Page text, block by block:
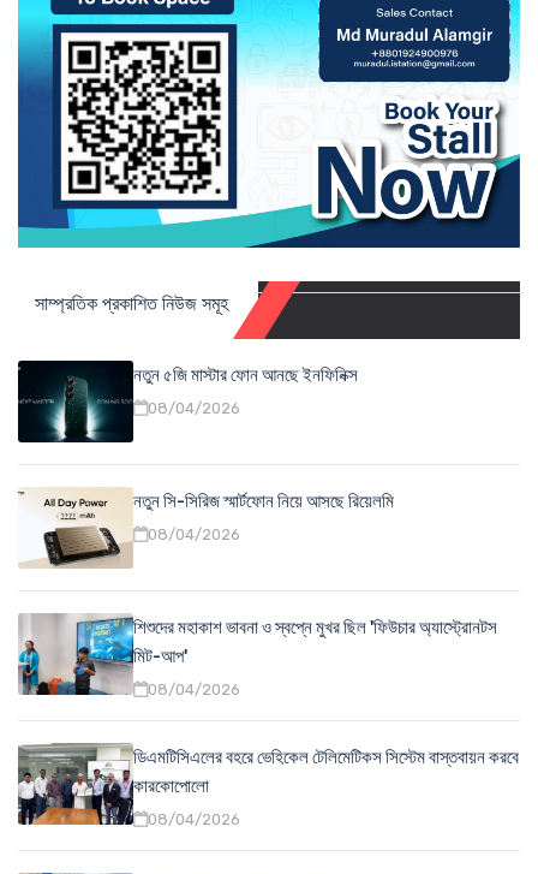
সাম্প্রতিক প্রকাশিত নিউজ সমূহ
নতুন ৫জি মাস্টার ফোন আনছে ইনফিনিক্স
08/04/2026
নতুন সি-সিরিজ স্মার্টফোন নিয়ে আসছে রিয়েলমি
08/04/2026
শিশুদের মহাকাশ ভাবনা ও স্বপ্নে মুখর ছিল 'ফিউচার অ্যাস্ট্রোনটস
মিট-আপ'
08/04/2026
ডিএমটিসিএলের বহরে ভেহিকেল টেলিমেটিকস সিস্টেম বাস্তবায়ন করবে
কারকোপোলো
08/04/2026